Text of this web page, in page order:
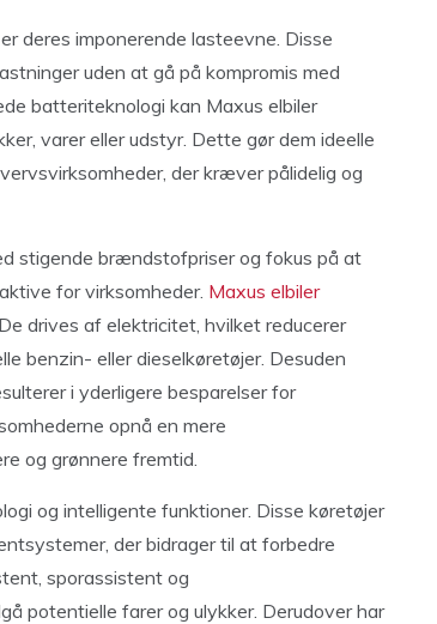
er deres imponerende lasteevne. Disse
uden at gå på kompromis med
batteriteknologi kan Maxus elbiler
varer eller udstyr. Dette gør dem ideelle
der kræver pålidelig og
stigende brændstofpriser og fokus på at
for virksomheder. Maxus elbiler
drives af elektricitet, hvilket reducerer
benzin- eller dieselkøretøjer. Desuden
i yderligere besparelser for
opnå en mere
og grønnere fremtid.
og intelligente funktioner. Disse køretøjer
der bidrager til at forbedre
sporassistent og
potentielle farer og ulykker. Derudover har